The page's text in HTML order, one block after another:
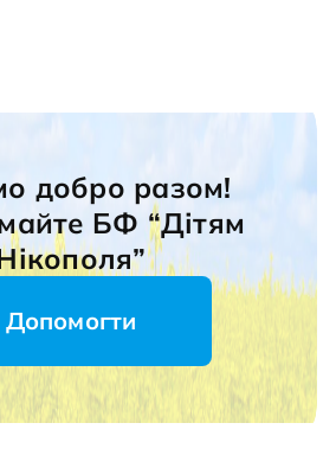
добро разом!
БФ “Дітям
Допомогти